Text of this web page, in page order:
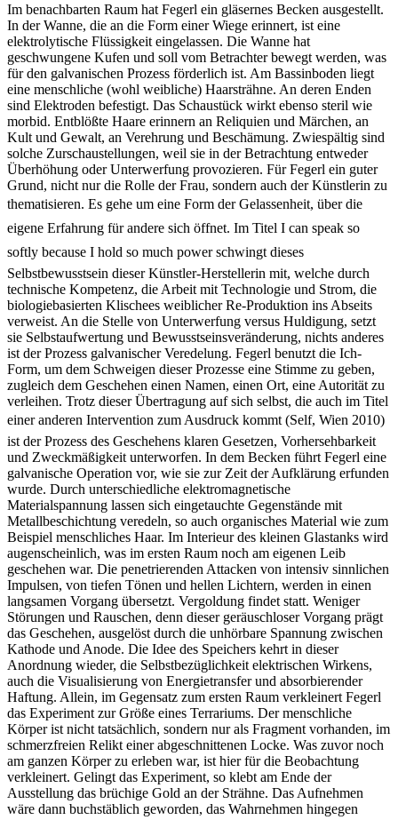
Im benachbarten Raum hat Fegerl ein gläsernes Becken ausgestellt.
In der Wanne, die an die Form einer Wiege erinnert, ist eine
elektrolytische Flüssigkeit eingelassen. Die Wanne hat
geschwungene Kufen und soll vom Betrachter bewegt werden, was
für den galvanischen Prozess förderlich ist. Am Bassinboden liegt
eine menschliche (wohl weibliche) Haarsträhne. An deren Enden
sind Elektroden befestigt. Das Schaustück wirkt ebenso steril wie
morbid. Entblößte Haare erinnern an Reliquien und Märchen, an
Kult und Gewalt, an Verehrung und Beschämung. Zwiespältig sind
solche Zurschaustellungen, weil sie in der Betrachtung entweder
Überhöhung oder Unterwerfung provozieren. Für Fegerl ein guter
Grund, nicht nur die Rolle der Frau, sondern auch der Künstlerin zu
thematisieren. Es gehe um eine Form der Gelassenheit, über die
eigene Erfahrung für andere sich öffnet. Im Titel I can speak so
softly because I hold so much power schwingt dieses
Selbstbewusstsein dieser Künstler-Herstellerin mit, welche durch
technische Kompetenz, die Arbeit mit Technologie und Strom, die
biologiebasierten Klischees weiblicher Re-Produktion ins Abseits
verweist. An die Stelle von Unterwerfung versus Huldigung, setzt
sie Selbstaufwertung und Bewusstseinsveränderung, nichts anderes
ist der Prozess galvanischer Veredelung. Fegerl benutzt die Ich-
Form, um dem Schweigen dieser Prozesse eine Stimme zu geben,
zugleich dem Geschehen einen Namen, einen Ort, eine Autorität zu
verleihen. Trotz dieser Übertragung auf sich selbst, die auch im Titel
einer anderen Intervention zum Ausdruck kommt (Self, Wien 2010)
ist der Prozess des Geschehens klaren Gesetzen, Vorhersehbarkeit
und Zweckmäßigkeit unterworfen. In dem Becken führt Fegerl eine
galvanische Operation vor, wie sie zur Zeit der Aufklärung erfunden
wurde. Durch unterschiedliche elektromagnetische
Materialspannung lassen sich eingetauchte Gegenstände mit
Metallbeschichtung veredeln, so auch organisches Material wie zum
Beispiel menschliches Haar. Im Interieur des kleinen Glastanks wird
augenscheinlich, was im ersten Raum noch am eigenen Leib
geschehen war. Die penetrierenden Attacken von intensiv sinnlichen
Impulsen, von tiefen Tönen und hellen Lichtern, werden in einen
langsamen Vorgang übersetzt. Vergoldung findet statt. Weniger
Störungen und Rauschen, denn dieser geräuschloser Vorgang prägt
das Geschehen, ausgelöst durch die unhörbare Spannung zwischen
Kathode und Anode. Die Idee des Speichers kehrt in dieser
Anordnung wieder, die Selbstbezüglichkeit elektrischen Wirkens,
auch die Visualisierung von Energietransfer und absorbierender
Haftung. Allein, im Gegensatz zum ersten Raum verkleinert Fegerl
das Experiment zur Größe eines Terrariums. Der menschliche
Körper ist nicht tatsächlich, sondern nur als Fragment vorhanden, im
schmerzfreien Relikt einer abgeschnittenen Locke. Was zuvor noch
am ganzen Körper zu erleben war, ist hier für die Beobachtung
verkleinert. Gelingt das Experiment, so klebt am Ende der
Ausstellung das brüchige Gold an der Strähne. Das Aufnehmen
wäre dann buchstäblich geworden, das Wahrnehmen hingegen